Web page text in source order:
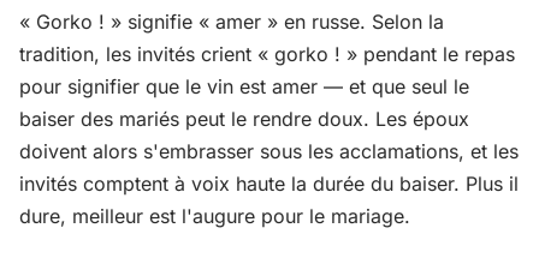
« Gorko ! » signifie « amer » en russe. Selon la
tradition, les invités crient « gorko ! » pendant le repas
pour signifier que le vin est amer — et que seul le
baiser des mariés peut le rendre doux. Les époux
doivent alors s'embrasser sous les acclamations, et les
invités comptent à voix haute la durée du baiser. Plus il
dure, meilleur est l'augure pour le mariage.